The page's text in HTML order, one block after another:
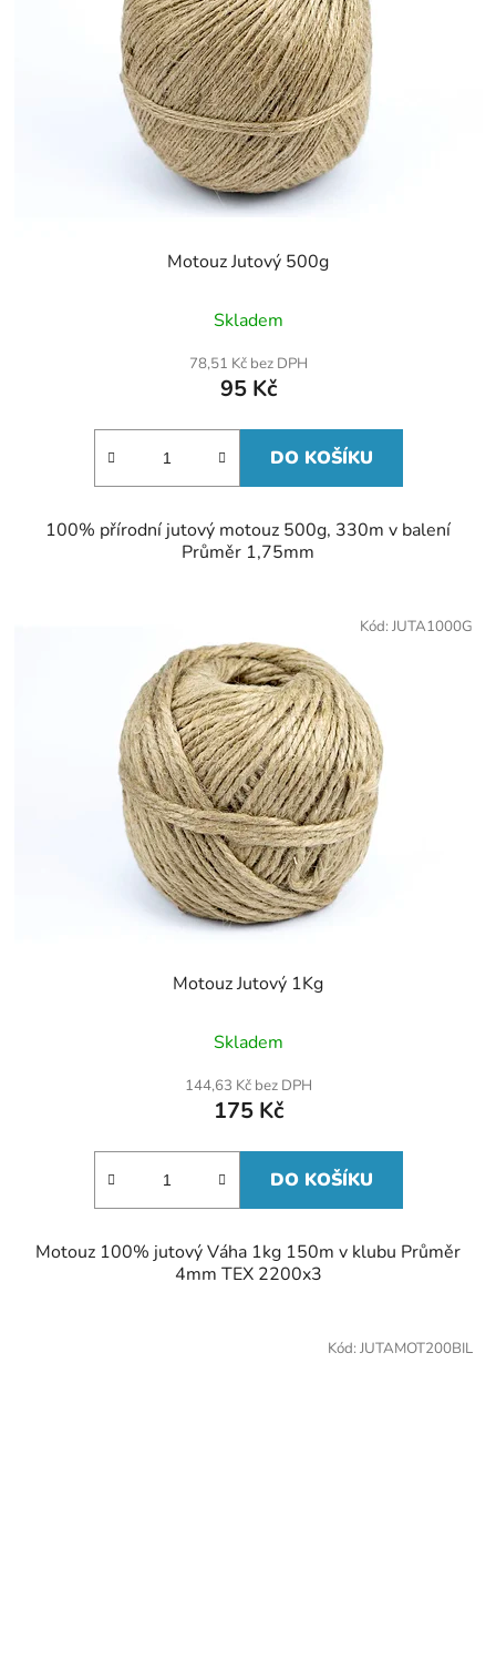
Motouz Jutový 500g
Skladem
78,51 Kč bez DPH
95 Kč
DO KOŠÍKU
100% přírodní jutový motouz 500g, 330m v balení
Průměr 1,75mm
Motouz Jutový 1Kg
hodnocení
je
5,0
5
hvězdiček.
Skladem
144,63 Kč bez DPH
175 Kč
DO KOŠÍKU
Motouz 100% jutový Váha 1kg 150m v klubu Průměr
4mm TEX 2200x3
Kód: JUTA1000G
Kód: JUTAMOT200BIL